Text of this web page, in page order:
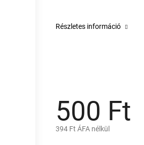
500 Ft
394 Ft ÁFA nélkül
Részletes információ